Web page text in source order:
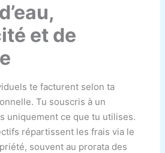
et de
te facturent selon ta
Tu souscris à un
uniquement ce que tu utilises.
répartissent les frais via le
souvent au prorata des